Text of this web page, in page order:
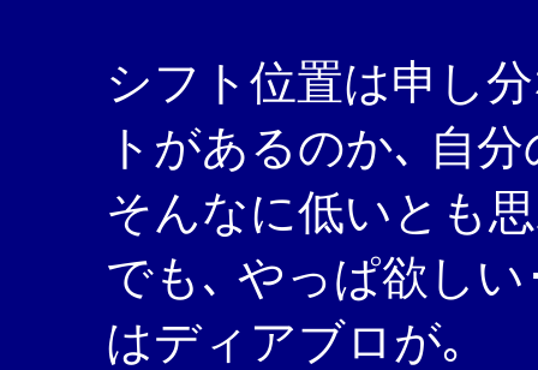
シフト位置は申し
トがあるのか､ 自
そんなに低いとも
でも､ やっぱ欲し
はディアブロが｡